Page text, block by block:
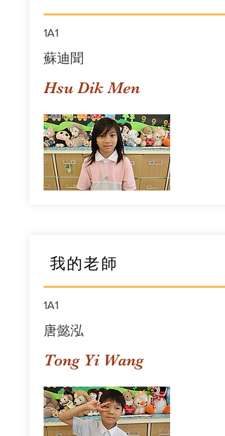
1A1
蘇迪聞
Hsu Dik Men
我的老師
1A1
唐懿泓
Tong Yi Wang